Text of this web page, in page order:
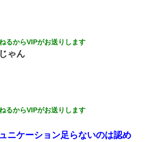
るからVIPがお送りします
ゃん
るからVIPがお送りします
ニケーション足らないのは認め